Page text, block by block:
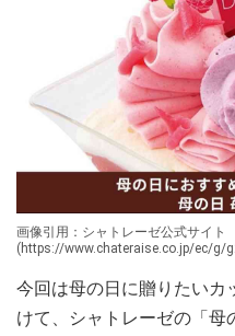
画像引用：シャトレーゼ公式サイト
(https://www.chateraise.co.jp/ec/g/
今回は母の日に贈りたいカ
けて、シャトレーゼの「母